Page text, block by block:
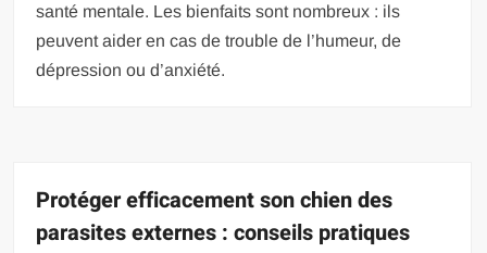
santé mentale. Les bienfaits sont nombreux : ils
peuvent aider en cas de trouble de l’humeur, de
dépression ou d’anxiété.
Protéger efficacement son chien des
parasites externes : conseils pratiques